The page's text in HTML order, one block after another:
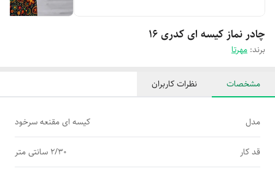
چادر نماز کیسه ای کدری 16
برند: مهرتا
مشخصات نظرات کاربران
مدل کیسه ای مقنعه سرخود
قد کار 2/30 سانتی متر